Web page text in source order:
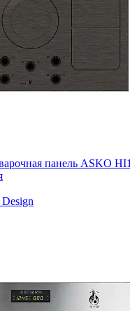
панель ASKO